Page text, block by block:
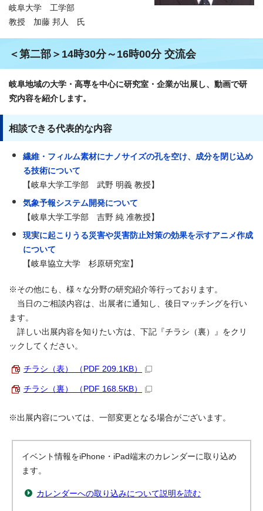
岐阜大学 工学部
教授 加藤 邦人 氏
＜第二部＞14時30分～16時00分 交流会
岐阜地域の大学・高専を中心に研究室・企業が出展し、動画で研
究内容を紹介します。
相談できる代表的な内容
繊維・フィルム素材にナノサイズの孔を空け、成分を閉じ込め
る技術について
【岐阜大学工学部 武野 明義 教授】
気象予報システム開発について
【岐阜大学工学部 吉野 純 准教授】
現実に起こりうる災害や災害防止対策の効果を示すアニメ作成
について
【岐阜協立大学 杉原研究室】
※その他にも、様々な分野の研究紹介等行っております。
当日のご相談内容は、出展者に通知し、後日マッチングを行い
ます。
詳しい出展内容を知りたい方は、下記『チラシ（裏）』をクリ
ックしてください。
チラシ（表） （PDF 209.1KB）
チラシ（裏） （PDF 168.5KB）
※出展内容については、一部変更となる場合がございます。
イベント情報をiPhone・iPad端末のカレンダーに取り込め
ます。
カレンダーへの取り込みについて説明を読む